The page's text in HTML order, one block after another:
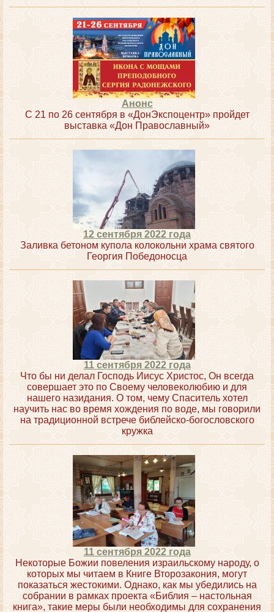
Анонс
С 21 по 26 сентября в «ДонЭкспоцентр» пройдет
выставка «Дон Православный»
12 сентября 2022 года
Заливка бетоном купола колокольни храма святого
Георгия Победоносца
11 сентября 2022 года
Что бы ни делал Господь Иисус Христос, Он всегда
совершает это по Своему человеколюбию и для
нашего назидания. О том, чему Спаситель хотел
научить нас во время хождения по воде, мы говорили
на традиционной встрече библейско-богословского
кружка
11 сентября 2022 года
Некоторые Божии повеления израильскому народу, о
которых мы читаем в Книге Второзакония, могут
показаться жестокими. Однако, как мы убедились на
собрании в рамках проекта «Библия – настольная
книга», такие меры были необходимы для сохранения